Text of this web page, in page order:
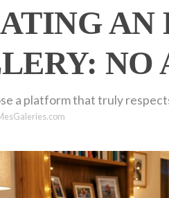
NO
a platform that truly